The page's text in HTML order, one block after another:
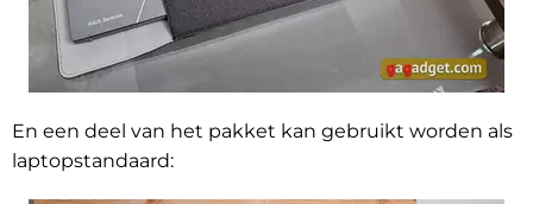
En een deel van het pakket kan gebruikt worden als
laptopstandaard: